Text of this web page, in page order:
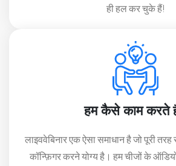
ही हल कर चुके हैं!
हम कैसे काम करते
लाइववेबिनार एक ऐसा समाधान है जो पूरी
कॉन्फ़िगर करने योग्य है। हम चीजों के